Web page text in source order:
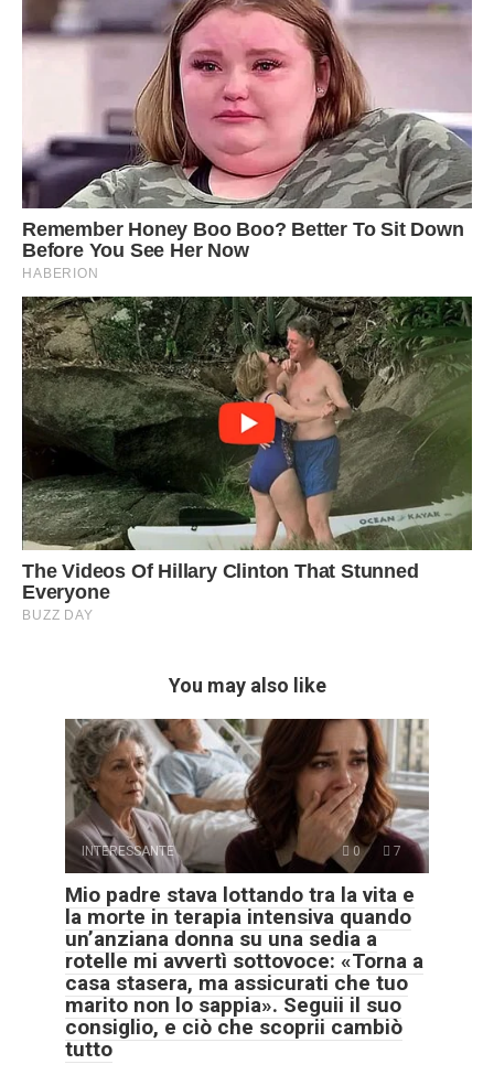
You may also like
INTERESSANTE 0 7
Mio padre stava lottando tra la vita e
la morte in terapia intensiva quando
un’anziana donna su una sedia a
rotelle mi avvertì sottovoce: «Torna a
casa stasera, ma assicurati che tuo
marito non lo sappia». Seguii il suo
consiglio, e ciò che scoprii cambiò
tutto